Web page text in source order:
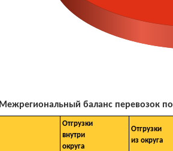
Межрегиональный баланс перевозок
Отгрузки
внутри
округа
Отгрузки
из округа